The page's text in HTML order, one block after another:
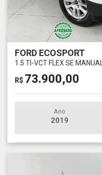
FORD ECOSPORT
1.5 TI-VCT FLEX SE MANUAL
R$ 73.900,00
Ano
2019